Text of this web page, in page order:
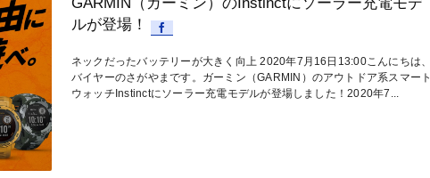
GARMIN（ガーミン）のInstinctにソーラー充電モデ
ルが登場！
ネックだったバッテリーが大きく向上 2020年7月16日13:00こんにちは、
バイヤーのさがやまです。ガーミン（GARMIN）のアウトドア系スマート
ウォッチInstinctにソーラー充電モデルが登場しました！2020年7...